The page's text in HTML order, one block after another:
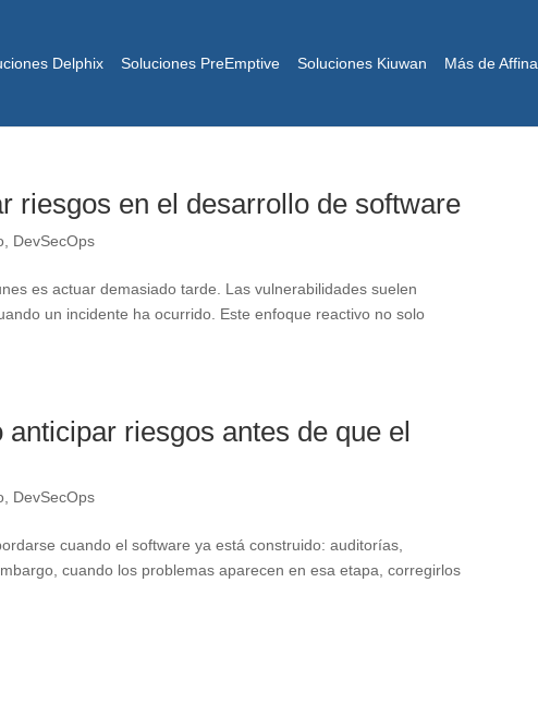
Delphix Soluciones PreEmptive Soluciones Kiuwan Más de Affina
riesgos en el desarrollo de software
DevSecOps
es actuar demasiado tarde. Las vulnerabilidades suelen
un incidente ha ocurrido. Este enfoque reactivo no solo
riesgos antes de que el
DevSecOps
cuando el software ya está construido: auditorías,
cuando los problemas aparecen en esa etapa, corregirlos